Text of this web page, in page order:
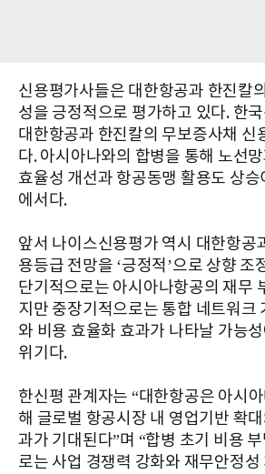
신용평가사들은 대한항공과 한진칼
성을 긍정적으로 평가하고 있다. 한
대한항공과 한진칼의 무보증사채 신
다. 아시아나와의 합병을 통해 노선
효율성 개선과 항공동맹 활용도 상
에서다.
앞서 나이스신용평가 역시 대한항공
용등급 전망을 ‘긍정적’으로 상향 조
단기적으로는 아시아나항공의 재무
지만 중장기적으로는 통합 네트워크
와 비용 효율화 효과가 나타날 가능
위기다.
한신평 관계자는 “대한항공은 아시
해 글로벌 항공시장 내 영업기반 확
과가 기대된다”며 “합병 초기 비용
로는 사업 경쟁력 강화와 재무안정성